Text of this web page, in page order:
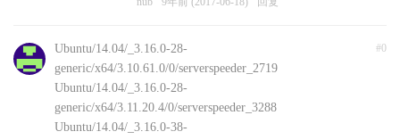
#0
Ubuntu/14.04/_3.16.0-28-
generic/x64/3.10.61.0/0/serverspeeder_2719
Ubuntu/14.04/_3.16.0-28-
generic/x64/3.11.20.4/0/serverspeeder_3288
Ubuntu/14.04/_3.16.0-38-